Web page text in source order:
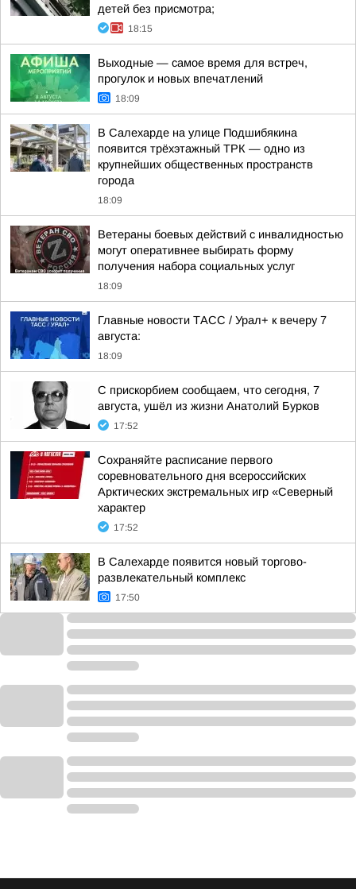
детей без присмотра;
18:15
Выходные — самое время для встреч,
прогулок и новых впечатлений
18:09
В Салехарде на улице Подшибякина
появится трёхэтажный ТРК — одно из
крупнейших общественных пространств
города
18:09
Ветераны боевых действий с инвалидностью
могут оперативнее выбирать форму
получения набора социальных услуг
18:09
Главные новости ТАСС / Урал+ к вечеру 7
августа:
18:09
С прискорбием сообщаем, что сегодня, 7
августа, ушёл из жизни Анатолий Бурков
17:52
Сохраняйте расписание первого
соревновательного дня всероссийских
Арктических экстремальных игр «Северный
характер
17:52
В Салехарде появится новый торгово-
развлекательный комплекс
17:50